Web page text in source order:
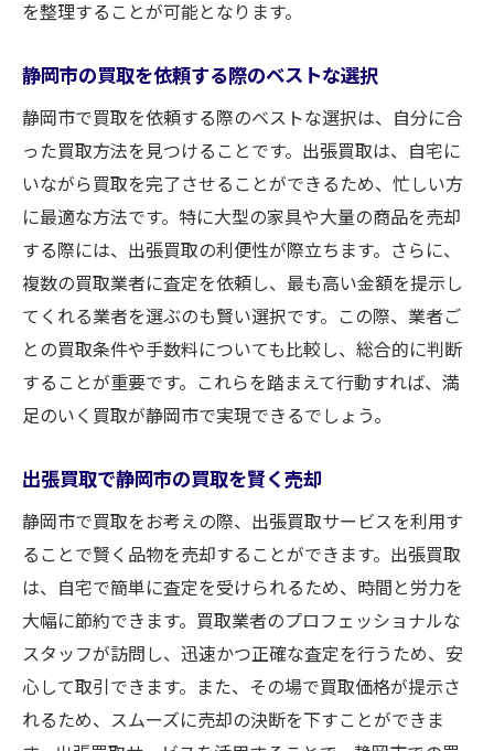
を整理することが可能となります。
静岡市の買取を依頼する際のベストな選択
静岡市で買取を依頼する際のベストな選択は、自分に合
った買取方法を見つけることです。出張買取は、自宅に
いながら買取を完了させることができるため、忙しい方
に最適な方法です。特に大型の家具や大量の商品を売却
する際には、出張買取の利便性が際立ちます。さらに、
複数の買取業者に査定を依頼し、最も高い金額を提示し
てくれる業者を選ぶのも賢い選択です。この際、業者ご
との買取条件や手数料についても比較し、総合的に判断
することが重要です。これらを踏まえて行動すれば、満
足のいく買取が静岡市で実現できるでしょう。
出張買取で静岡市の買取を賢く売却
静岡市で買取をお考えの際、出張買取サービスを利用す
ることで賢く品物を売却することができます。出張買取
は、自宅で簡単に査定を受けられるため、時間と労力を
大幅に節約できます。買取業者のプロフェッショナルな
スタッフが訪問し、迅速かつ正確な査定を行うため、安
心して取引できます。また、その場で買取価格が提示さ
れるため、スムーズに売却の決断を下すことができま